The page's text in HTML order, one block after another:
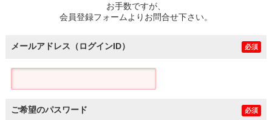
お手数ですが、
会員登録フォームよりお問合せ下さい。
メールアドレス（ログインID） 必須
ご希望のパスワード 必須